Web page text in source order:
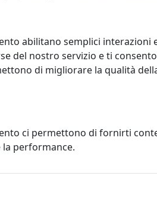
abilitano semplici interazioni
del nostro servizio e ti
di migliorare la qualità
ci permettono di fornirti
performance.